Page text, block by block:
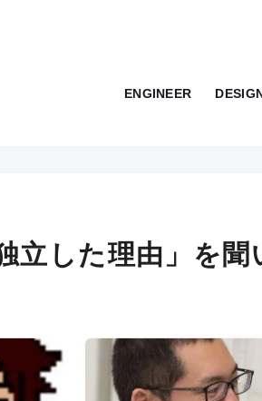
ENGINEER
立した理由」を聞